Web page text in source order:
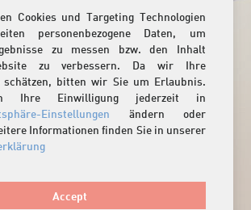
Cookies und Targeting Technologien
personenbezogene Daten, um
zu messen bzw. den Inhalt
zu verbessern. Da wir Ihre
schätzen, bitten wir Sie um Erlaubnis.
Ihre Einwilligung jederzeit in
Einstellungen ändern oder
Informationen finden Sie in unserer
Accept